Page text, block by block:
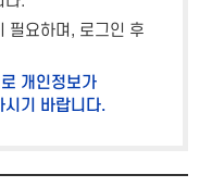
필요하며, 로그인 후
개인정보가
시기 바랍니다.